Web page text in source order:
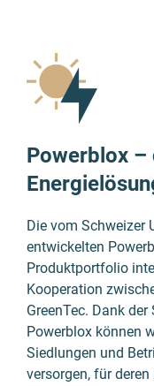
Powerblox –
Die vom Schweizer
entwickelten
Produktportfolio
Kooperation
GreenTec. Dank
Powerblox können
Siedlungen und
versorgen, für